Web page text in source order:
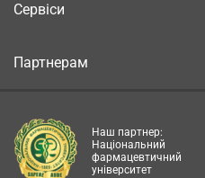
Сервіси
Партнерам
Наш партнер:
Національний
фармацевтичний
університет